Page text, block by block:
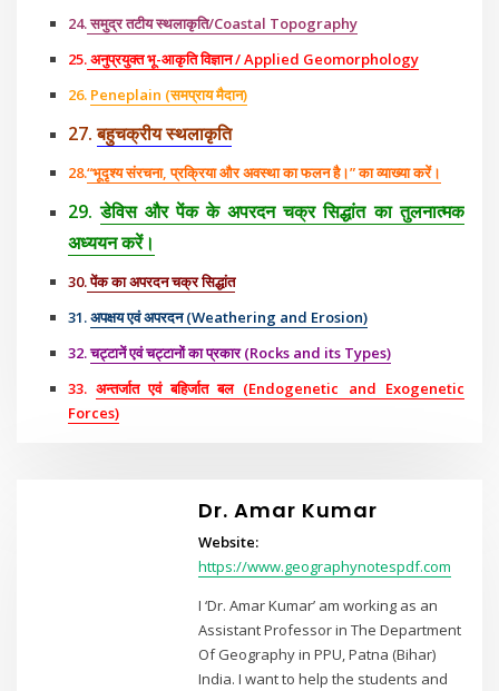
24.समुद्र तटीय स्थलाकृति/Coastal Topography
25.अनुप्रयुक्त भू-आकृति विज्ञान / Applied Geomorphology
26. Peneplain (समप्राय मैदान)
27.बहुचक्रीय स्थलाकृति
28.“भूदृश्य संरचना, प्रक्रिया और अवस्था का फलन है।” का व्याख्या करें।
29.डेविस और पेंक के अपरदन चक्र सिद्धांत का तुलनात्मक
अध्ययन करें।
30.पेंक का अपरदन चक्र सिद्धांत
31.अपक्षय एवं अपरदन (Weathering and Erosion)
32.चट्टानें एवं चट्टानों का प्रकार (Rocks and its Types)
33. अन्तर्जात एवं बहिर्जात बल (Endogenetic and Exogenetic
Forces)
Dr. Amar Kumar
Website:
https://www.geographynotespdf.com
I ‘Dr. Amar Kumar’ am working as an
Assistant Professor in The Department
Of Geography in PPU, Patna (Bihar)
India. I want to help the students and